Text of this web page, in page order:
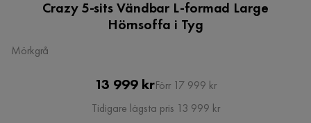
Crazy 5-sits Vändbar L-formad Large
Hörnsoffa i Tyg
Mörkgrå
Pris
13 999 krOriginal
Pris
Förr 17 999 kr
Tidigare lägsta pris 13 999 kr